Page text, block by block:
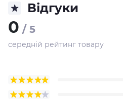
Відгуки
0 / 5
середній рейтинг товару